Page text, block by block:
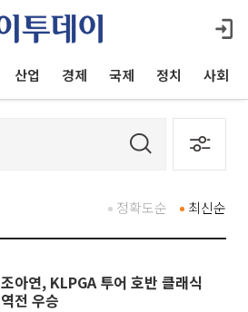
산업 경제 국제 정치 사회
최신순
정확도순
조아연, KLPGA 투어 호반 클래식
역전 우승